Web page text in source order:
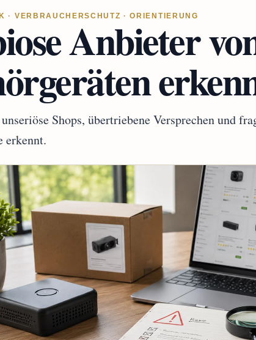
· VERBRAUCHERSCHUTZ · ORIENTIERUNG
Anbieter
Shops, übertriebene Versprechen und
erkennt.